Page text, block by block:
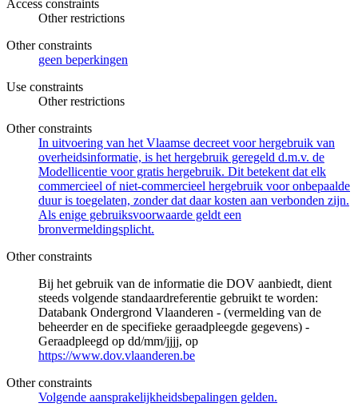
Access constraints
Other restrictions
Other constraints
geen beperkingen
Use constraints
Other restrictions
Other constraints
In uitvoering van het Vlaamse decreet voor hergebruik van
overheidsinformatie, is het hergebruik geregeld d.m.v. de
Modellicentie voor gratis hergebruik. Dit betekent dat elk
commercieel of niet-commercieel hergebruik voor onbepaalde
duur is toegelaten, zonder dat daar kosten aan verbonden zijn.
Als enige gebruiksvoorwaarde geldt een
bronvermeldingsplicht.
Other constraints
Bij het gebruik van de informatie die DOV aanbiedt, dient
steeds volgende standaardreferentie gebruikt te worden:
Databank Ondergrond Vlaanderen - (vermelding van de
beheerder en de specifieke geraadpleegde gegevens) -
Geraadpleegd op dd/mm/jjjj, op
https://www.dov.vlaanderen.be
Other constraints
Volgende aansprakelijkheidsbepalingen gelden.